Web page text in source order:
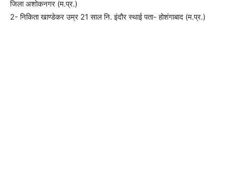
जिला अशोकनगर (म.प्र.)
2- निकिता खाण्डेकर उम्र 21 साल नि. इंदौर स्थाई पता- होशंगाबाद (म.प्र.)